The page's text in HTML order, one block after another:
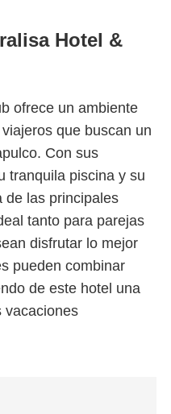
Hotel &
ofrece un ambiente
que buscan un
Con sus
tranquila piscina y su
de las principales
tanto para parejas
disfrutar lo mejor
pueden combinar
de este hotel una
vacaciones